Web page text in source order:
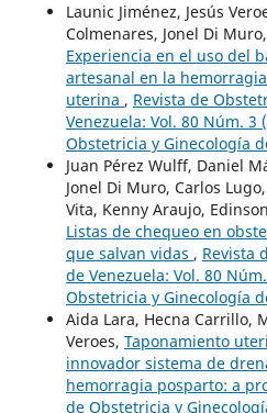
Launic Jiménez, Jesús
Colmenares, Jonel Di
Experiencia en el uso del
artesanal en la
uterina , Revista de
Venezuela: Vol. 80 Núm. 3
Obstetricia y Ginecología
Juan Pérez Wulff, Daniel
Jonel Di Muro, Carlos
Vita, Kenny Araujo,
Listas de chequeo en
que salvan vidas , Revista
de Venezuela: Vol. 80
Obstetricia y Ginecología
Aida Lara, Hecna Carrillo,
Veroes, Taponamiento
innovador sistema de
hemorragia posparto: a
de Obstetricia y